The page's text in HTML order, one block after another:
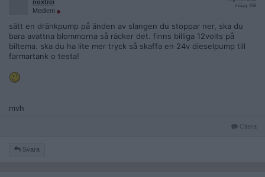
noxtrei
Medlem
Inlägg: 468
sätt en dränkpump på änden av slangen du stoppar ner, ska du
bara avattna blommorna så räcker det. finns billiga 12volts på
biltema. ska du ha lite mer tryck så skaffa en 24v dieselpump till
farmartank o testa!
mvh
Citera
Svara